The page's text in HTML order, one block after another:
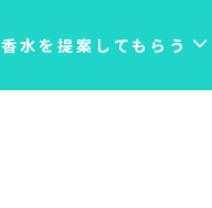
香水を提案してもらう